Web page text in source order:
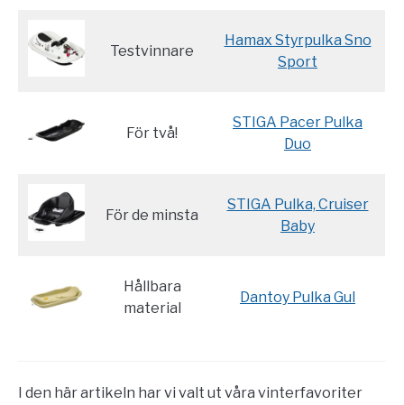
Testvinnare
Hamax Styrpulka Sno
Sport
För två!
STIGA Pacer Pulka
Duo
För de minsta
STIGA Pulka, Cruiser
Baby
Hållbara
material
Dantoy Pulka Gul
I den här artikeln har vi valt ut våra vinterfavoriter